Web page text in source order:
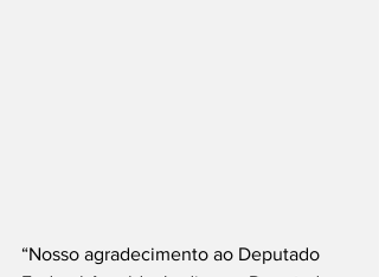
“Nosso agradecimento ao Deputado